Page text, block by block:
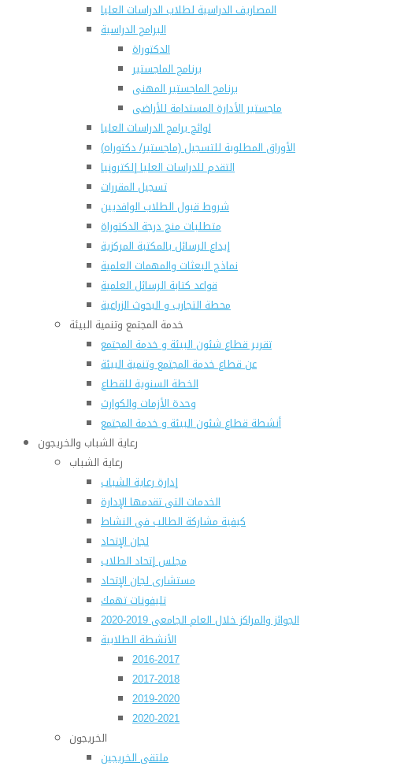
المصاريف الدراسية لطلاب الدراسات العليا
البرامج الدراسية
الدكتوراة
برنامج الماجستير
برنامج الماجستير المهنى
ماجستير الأدارة المستدامة للأراضى
لوائح برامج الدراسات العليا
(الأوراق المطلوبة للتسجيل (ماجستير/ دكتوراه
التقدم للدراسات العليا إلكترونيا
تسجيل المقررات
شروط قبول الطلاب الوافديين
متطلبات منح درجة الدكتوراة
إيداع الرسائل بالمكتبة المركزية
نماذج البعثات والمهمات العلمية
قواعد كتابة الرسائل العلمية
محطة التجارب و البحوث الزراعية
خدمة المجتمع وتنمية البيئة
تقرير قطاع شئون البيئة و خدمة المجتمع
عن قطاع خدمة المجتمع وتنمية البيئة
الخطة السنوية للقطاع
وحدة الأزمات والكوارث
أنشطة قطاع شئون البيئة و خدمة المجتمع
رعاية الشباب والخريجون
رعاية الشباب
إدارة رعاية الشباب
الخدمات التى تقدمها الإدارة
كيفية مشاركة الطالب فى النشاط
لجان الإتحاد
مجلس إتحاد الطلاب
مستشارى لجان الإتحاد
تليفونات تهمك
الجوائز والمراكز خلال العام الجامعى 2019-2020
الأنشطة الطلابية
2016-2017
2017-2018
2019-2020
2020-2021
الخريجون
ملتقى الخريجين